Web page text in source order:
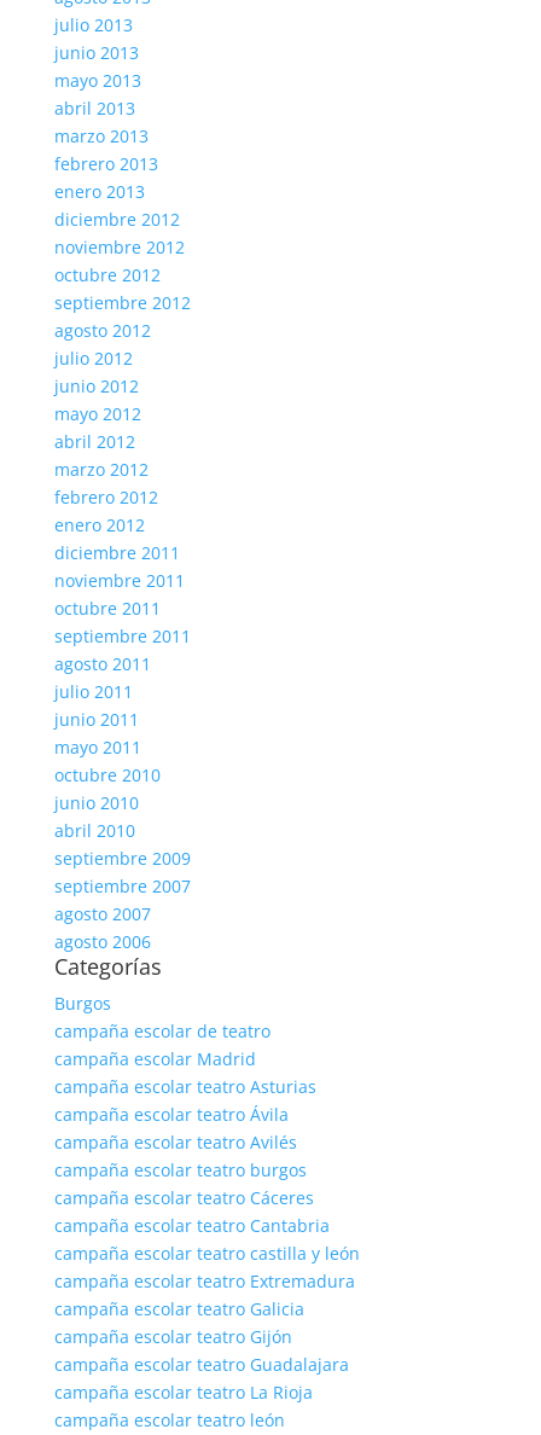
julio 2013
junio 2013
mayo 2013
abril 2013
marzo 2013
febrero 2013
enero 2013
diciembre 2012
noviembre 2012
octubre 2012
septiembre 2012
agosto 2012
julio 2012
junio 2012
mayo 2012
abril 2012
marzo 2012
febrero 2012
enero 2012
diciembre 2011
noviembre 2011
octubre 2011
septiembre 2011
agosto 2011
julio 2011
junio 2011
mayo 2011
octubre 2010
junio 2010
abril 2010
septiembre 2009
septiembre 2007
agosto 2007
agosto 2006
Categorías
Burgos
campaña escolar de teatro
campaña escolar Madrid
campaña escolar teatro Asturias
campaña escolar teatro Ávila
campaña escolar teatro Avilés
campaña escolar teatro burgos
campaña escolar teatro Cáceres
campaña escolar teatro Cantabria
campaña escolar teatro castilla y león
campaña escolar teatro Extremadura
campaña escolar teatro Galicia
campaña escolar teatro Gijón
campaña escolar teatro Guadalajara
campaña escolar teatro La Rioja
campaña escolar teatro león